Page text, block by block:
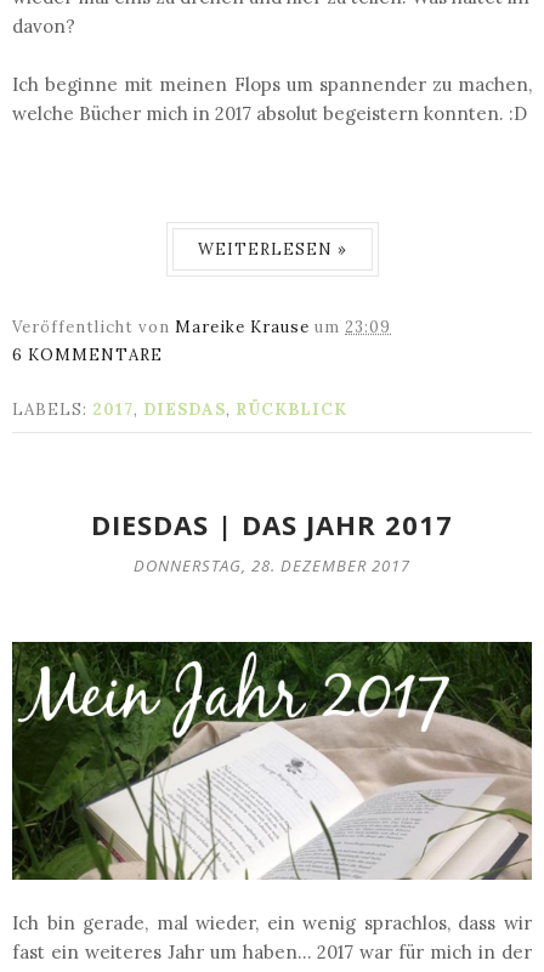
davon?
Ich beginne mit meinen Flops um spannender zu machen,
welche Bücher mich in 2017 absolut begeistern konnten. :D
WEITERLESEN »
Veröffentlicht von Mareike Krause um 23:09
6 KOMMENTARE
LABELS: 2017, DIESDAS, RÜCKBLICK
DIESDAS | DAS JAHR 2017
DONNERSTAG, 28. DEZEMBER 2017
Ich bin gerade, mal wieder, ein wenig sprachlos, dass wir
fast ein weiteres Jahr um haben... 2017 war für mich in der